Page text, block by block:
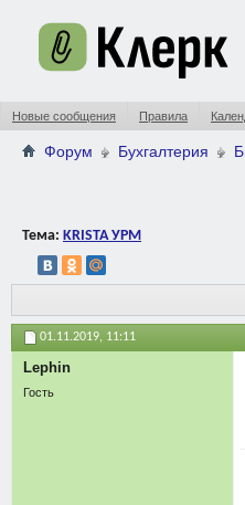
Новые сообщения Правила
Форум Бухгалтерия
Тема: KRISTA УРМ
01.11.2019, 11:11
Lephin
Гость